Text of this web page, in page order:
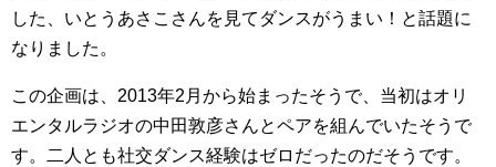
した、いとうあさこさんを見てダンスがうまい！と話題に
なりました。
この企画は、2013年2月から始まったそうで、当初はオリ
エンタルラジオの中田敦彦さんとペアを組んでいたそうで
す。二人とも社交ダンス経験はゼロだったのだそうです。